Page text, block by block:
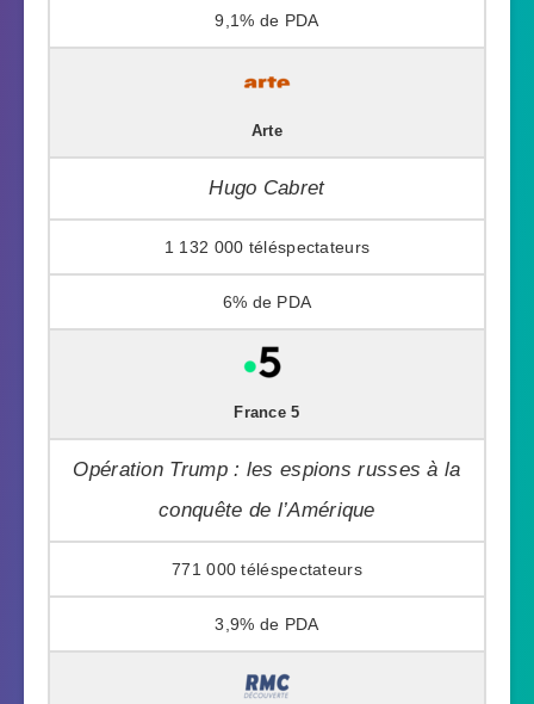
9,1%
Arte
Hugo Cabret
1 132 000
6%
France 5
Opération Trump : les espions russes à la
conquête de l’Amérique
771 000
3,9%